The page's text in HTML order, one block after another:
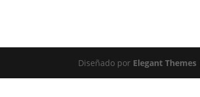
Diseñado por Elegant Themes